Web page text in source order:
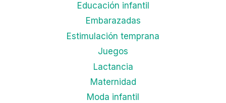
Educación infantil
Embarazadas
Estimulación temprana
Juegos
Lactancia
Maternidad
Moda infantil